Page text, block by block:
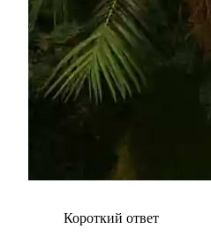
Короткий ответ